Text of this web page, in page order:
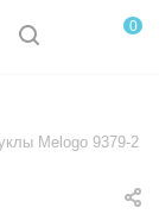
0
Melogo 9379-2